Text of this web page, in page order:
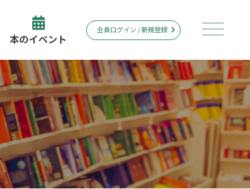
本のイベント
会員ログイン / 新規登録